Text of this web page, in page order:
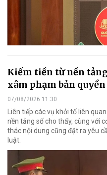
Kiếm tiền từ nền
xâm phạm bản quyền
07/08/2026 11:30
Liên tiếp các vụ khởi tố liên
nền tảng số cho thấy, cùng với
thác nội dung cũng đặt ra yêu
luật.